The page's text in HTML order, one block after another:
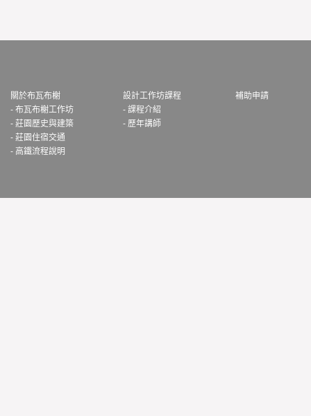
關於布瓦布榭
- 布瓦布榭工作坊
- 莊園歷史與建築
- 莊園住宿交通
- 高鐵流程說明
設計工作坊課程
- 課程介紹
- 歷年講師
補助申請